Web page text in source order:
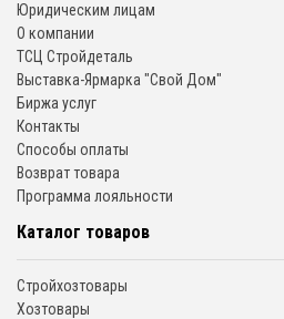
Юридическим лицам
О компании
ТСЦ Стройдеталь
Выставка-Ярмарка "Свой Дом"
Биржа услуг
Контакты
Способы оплаты
Возврат товара
Программа лояльности
Каталог товаров
Стройхозтовары
Хозтовары